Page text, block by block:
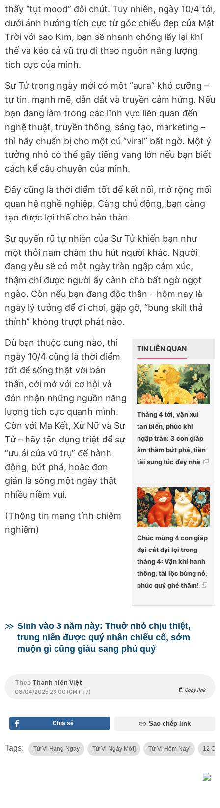
thấy “tụt mood” đôi chút. Tuy nhiên, ngày 10/4 tới,
dưới ảnh hưởng tích cực từ góc chiếu đẹp của Mặt
Trời với sao Kim, bạn sẽ nhanh chóng lấy lại khí
thế và kéo cả vũ trụ đi theo nguồn năng lượng
tích cực của mình.
Sư Tử trong ngày mới có một “aura” khó cưỡng –
tự tin, mạnh mẽ, dẫn dắt và truyền cảm hứng. Nếu
bạn đang làm trong các lĩnh vực liên quan đến
nghệ thuật, truyền thông, sáng tạo, marketing –
thì hãy chuẩn bị cho một cú “viral” bất ngờ. Một ý
tưởng nhỏ có thể gây tiếng vang lớn nếu bạn biết
cách kể câu chuyện của mình.
Đây cũng là thời điểm tốt để kết nối, mở rộng mối
quan hệ nghề nghiệp. Càng chủ động, bạn càng
tạo được lợi thế cho bản thân.
Sự quyến rũ tự nhiên của Sư Tử khiến bạn như
một thỏi nam châm thu hút người khác. Người
đang yêu sẽ có một ngày tràn ngập cảm xúc,
thậm chí được người ấy dành cho bất ngờ ngọt
ngào. Còn nếu bạn đang độc thân – hôm nay là
ngày lý tưởng để đi chơi, gặp gỡ, “bung skill thả
thính” không trượt phát nào.
TIN LIÊN QUAN
Tháng 4 tới, vận xui
tan biến, phúc khí
ngập tràn: 3 con giáp
âm thầm bứt phá, tiền
tài sung túc đầy nhà
Chúc mừng 4 con giáp
đại cát đại lợi trong
tháng 4: Vận khí hanh
thông, tài lộc bừng nở,
phúc quý ghé thăm!
Dù bạn thuộc cung nào, thì
ngày 10/4 cũng là thời điểm
tốt để sống thật với bản
thân, cởi mở với cơ hội và
đón nhận những nguồn năng
lượng tích cực quanh mình.
Còn với Ma Kết, Xử Nữ và Sư
Tử – hãy tận dụng triệt để sự
“ưu ái của vũ trụ” để hành
động, bứt phá, hoặc đơn
giản là sống một ngày thật
nhiều niềm vui.
(Thông tin mang tính chiêm
nghiệm)
Sinh vào 3 năm này: Thuở nhỏ chịu thiệt,
trung niên được quý nhân chiếu cố, sớm
muộn gì cũng giàu sang phú quý
Theo Thanh niên Việt
08/04/2025 23:00 (GMT +7) Copy link
Chia sẻ Sao chép link
Tags: Tử Vi Hàng Ngày Tử Vi Ngày Mới] Tử Vi Hôm Nay' 12